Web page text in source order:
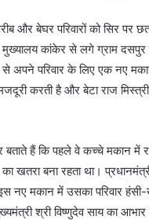
और बेघर परिवारों को सिर पर
कांकेर से लगे ग्राम दसपुर
अपने परिवार के लिए एक नए
करती है और बेटा राज
कर बताते हैं कि पहले वे कच्चे
बना रहता था।
नए मकान में उसका परिवार
श्री विष्णुदेव साय का